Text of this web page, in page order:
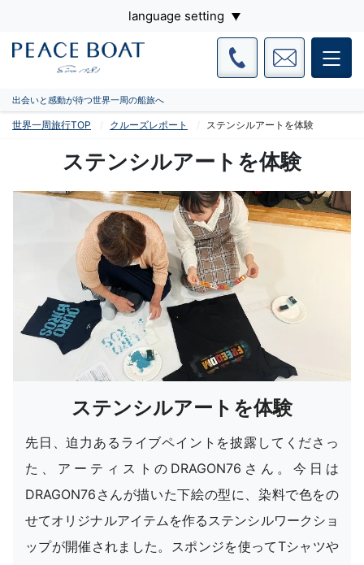
language setting
出会いと感動が待つ世界一周の船旅へ
世界一周旅行TOP クルーズレポート ステンシルアートを体験
ステンシルアートを体験
ステンシルアートを体験
先日、迫力あるライブペイントを披露してくださっ
た、アーティストのDRAGON76さん。今日は
DRAGON76さんが描いた下絵の型に、染料で色をの
せてオリジナルアイテムを作るステンシルワークショ
ップが開催されました。スポンジを使ってTシャツや